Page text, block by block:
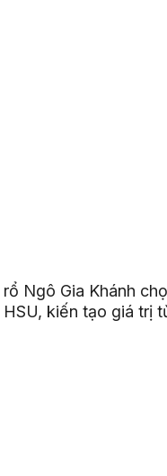
Ngô Gia Khánh
kiến tạo giá trị